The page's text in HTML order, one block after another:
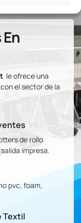
le ofrece una
el sector de la
de rollo
impresa.
pvc, foam,
Textil